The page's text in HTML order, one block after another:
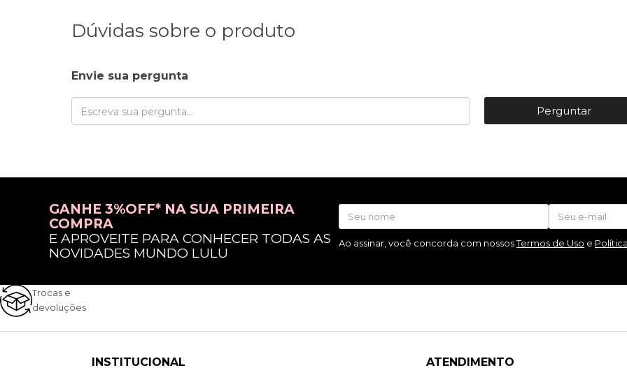
Dúvidas sobre o produto
Envie sua pergunta
Perguntar
GANHE 3%OFF* NA SUA PRIMEIRA
COMPRA
E APROVEITE PARA CONHECER TODAS AS
NOVIDADES MUNDO LULU
Ao assinar, você concorda com nossosTermos de Uso e
Trocas e
devoluções
INSTITUCIONAL ATENDIMENTO